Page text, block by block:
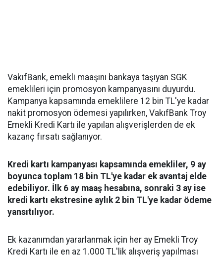
VakıfBank, emekli maaşını bankaya taşıyan SGK
emeklileri için promosyon kampanyasını duyurdu.
Kampanya kapsamında emeklilere 12 bin TL'ye kadar
nakit promosyon ödemesi yapılırken, VakıfBank Troy
Emekli Kredi Kartı ile yapılan alışverişlerden de ek
kazanç fırsatı sağlanıyor.
Kredi kartı kampanyası kapsamında emekliler, 9 ay
boyunca toplam 18 bin TL'ye kadar ek avantaj elde
edebiliyor. İlk 6 ay maaş hesabına, sonraki 3 ay ise
kredi kartı ekstresine aylık 2 bin TL'ye kadar ödeme
yansıtılıyor.
Ek kazanımdan yararlanmak için her ay Emekli Troy
Kredi Kartı ile en az 1.000 TL'lik alışveriş yapılması